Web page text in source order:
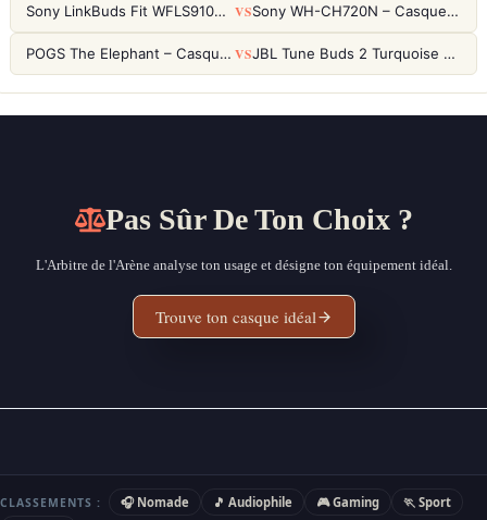
Sony LinkBuds Fit WFLS910NW Blanc – Écouteurs Sport Ailes ANC VS Sony WH-CH720N – Casque ANC 35h, Ultra-léger (192g) avec Processeur V1
POGS The Elephant – Casque Filaire Enfants 85dB POGS-Safe™ (Éco-Responsable) VS JBL Tune Buds 2 Turquoise – Écouteurs True Wireless avec ANC et autonomie 48h
Pas Sûr De Ton Choix ?
L'Arbitre de l'Arène analyse ton usage et désigne ton équipement idéal.
Trouve ton casque idéal
CLASSEMENTS : 🎧 Nomade 🎵 Audiophile 🎮 Gaming
🏃 Sport